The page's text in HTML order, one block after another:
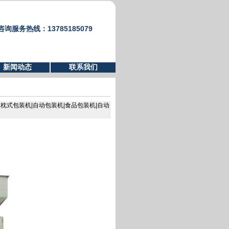
询服务热线：13785185079
新闻动态 联系我们
式包装机|自动包装机|食品包装机|自动